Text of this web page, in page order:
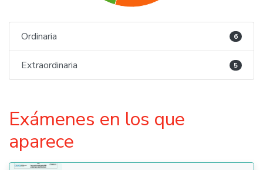
Ordinaria 6
Extraordinaria 5
Exámenes en los que
aparece